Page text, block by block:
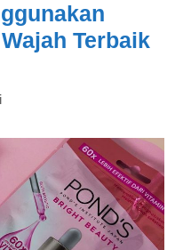
Terbaik